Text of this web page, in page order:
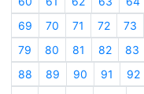
69
70 71 72 73
79
80 81 82 83
88
89 90 91 92